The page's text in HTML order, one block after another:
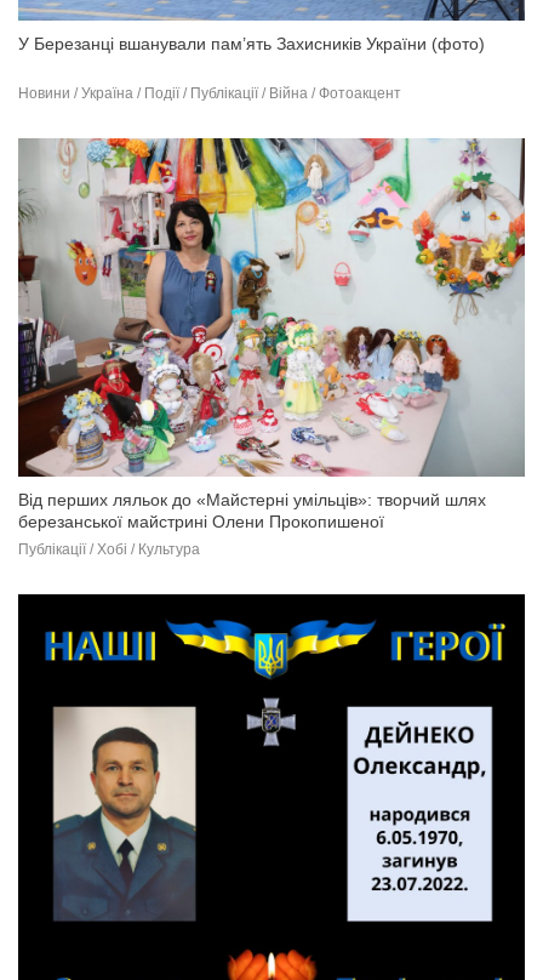
У Березанці вшанували пам’ять Захисників України (фото)
Новини / Україна / Події / Публікації / Війна / Фотоакцент
Від перших ляльок до «Майстерні умільців»: творчий шлях
березанської майстрині Олени Прокопишеної
Публікації / Хобі / Культура